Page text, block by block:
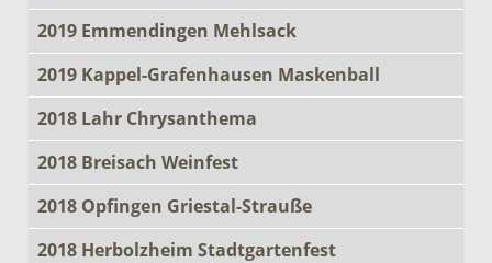
2019 Emmendingen Mehlsack
2019 Kappel-Grafenhausen Maskenball
2018 Lahr Chrysanthema
2018 Breisach Weinfest
2018 Opfingen Griestal-Strauße
2018 Herbolzheim Stadtgartenfest